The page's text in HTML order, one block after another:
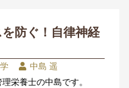
防ぐ！自律神経
中島 遥
栄養士の中島です。